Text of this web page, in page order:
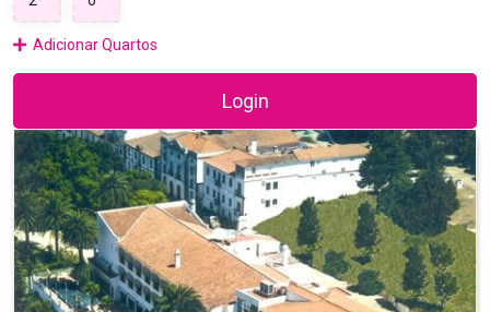
Adicionar Quartos
Login